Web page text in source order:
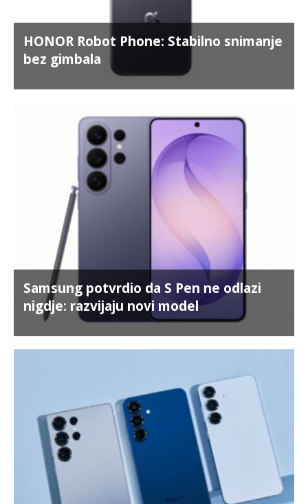
HONOR Robot Phone: Stabilno snimanje
bez gimbala
Samsung potvrdio da S Pen ne odlazi
nigdje: razvijaju novi model